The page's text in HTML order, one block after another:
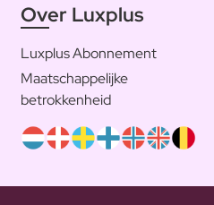
Over Luxplus
Luxplus Abonnement
Maatschappelijke
betrokkenheid